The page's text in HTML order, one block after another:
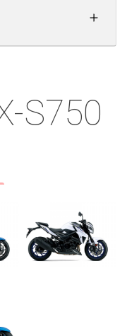
S750